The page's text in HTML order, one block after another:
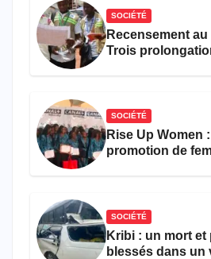
SOCIÉTÉ
Recensement
Trois
SOCIÉTÉ
Rise Up Women
promotion de
SOCIÉTÉ
Kribi : un mort
blessés dans un